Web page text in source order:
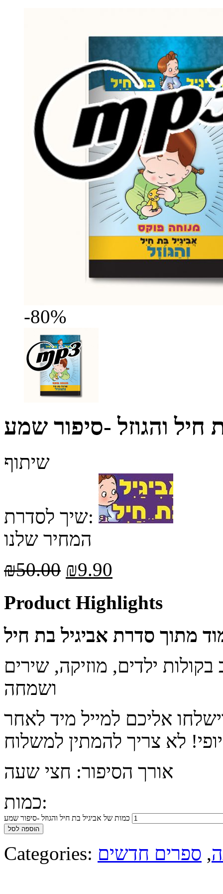
-80%
חיל והגוזל -סיפור שמע
שיתוף
שיך לסדרת:
המחיר שלנו
₪50.00 ₪9.90
Product Highlights
מתוך סדרת אביגיל בת חיל
ילדים, מוזיקה, שירים
ושמחה
אליכם למייל מיד לאחר
אורך הסיפור: חצי שעה
כמות:
כמות של אביגיל בת חיל והגוזל -סיפור שמע
הוספה לסל
Categories: , ספרים חדשים